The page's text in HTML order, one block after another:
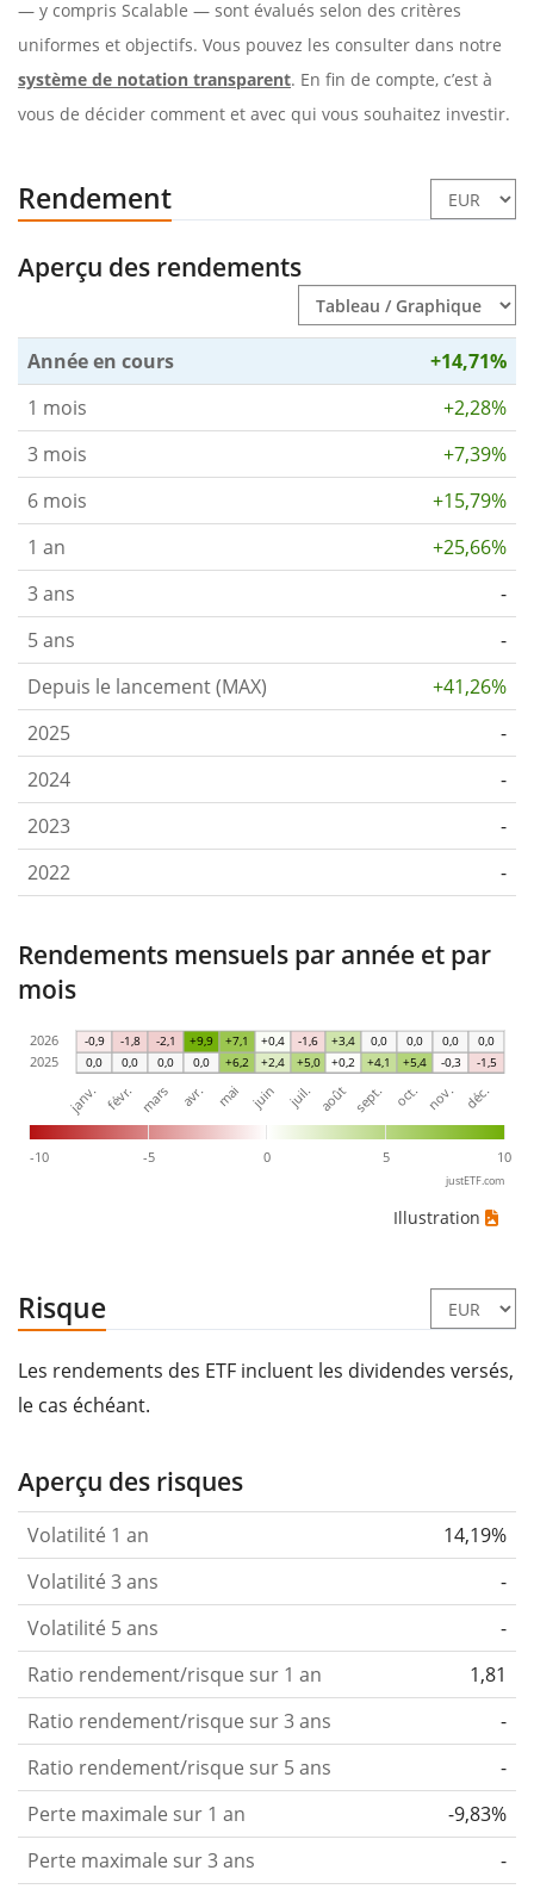
— y compris Scalable — sont évalués selon des critères
uniformes et objectifs. Vous pouvez les consulter dans notre
système de notation transparent. En fin de compte, c’est à
vous de décider comment et avec qui vous souhaitez investir.
Rendement
Aperçu des rendements
Année en cours
+14,71%
1 mois
+2,28%
3 mois
+7,39%
6 mois
+15,79%
1 an
+25,66%
3 ans
-
5 ans
-
Depuis le lancement (MAX)
+41,26%
2025
-
2024
-
2023
-
2022
-
Rendements mensuels par année et par
mois
0,0 0,0 0,0 0,0 +6,2 +2,4 +5,0 +0,2 +4,1 +5,4 -0,3 -1,5
-0,9 -1,8 -2,1 +9,9 +7,1 +0,4 -1,6 +3,4 0,0 0,0 0,0 0,0
-10 -5 0 5 10
janv. févr. mars avr. mai juin juil. août sept. oct. nov. déc.
2025
2026
justETF.com
Illustration
Risque
Les rendements des ETF incluent les dividendes versés,
le cas échéant.
Aperçu des risques
Volatilité 1 an
14,19%
Volatilité 3 ans
-
Volatilité 5 ans
-
Ratio rendement/risque sur 1 an
1,81
Ratio rendement/risque sur 3 ans
-
Ratio rendement/risque sur 5 ans
-
Perte maximale sur 1 an
-9,83%
Perte maximale sur 3 ans
-